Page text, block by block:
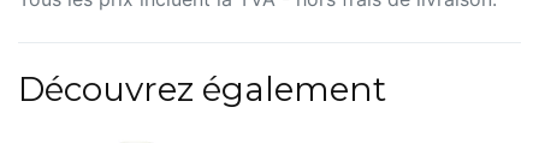
Découvrez également